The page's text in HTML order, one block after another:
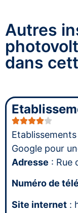
Autres
dans
Google pour
Adresse : Rue
Numéro de
Site internet :